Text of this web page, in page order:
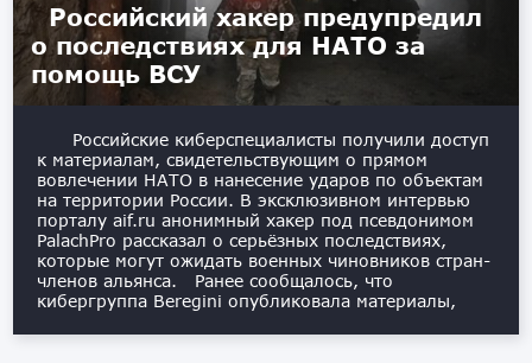
Российский хакер предупредил
о последствиях для НАТО за
помощь ВСУ
Российские киберспециалисты получили доступ
к материалам, свидетельствующим о прямом
вовлечении НАТО в нанесение ударов по объектам
на территории России. В эксклюзивном интервью
порталу aif.ru анонимный хакер под псевдонимом
PalachPro рассказал о серьёзных последствиях,
которые могут ожидать военных чиновников стран-
членов альянса. Ранее сообщалось, что
кибергруппа Beregini опубликовала материалы,